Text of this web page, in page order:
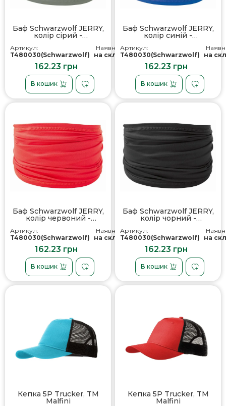
Баф Schwarzwolf JERRY,
колір сірий -
T4800304SA3
Артикул:
T480030(Schwarzwolf)
Наявність:
на складі
162.23 грн
В кошик
Баф Schwarzwolf JERRY,
колір синій -
T4800303SA3
Артикул:
T480030(Schwarzwolf)
на
162.23 грн
В кошик
Баф Schwarzwolf JERRY,
колір червоний -
T4800301SA3
Артикул:
T480030(Schwarzwolf)
Наявність:
на складі
162.23 грн
В кошик
Баф Schwarzwolf JERRY,
колір чорний -
T4800300SA3
Артикул:
T480030(Schwarzwolf)
на
162.23 грн
В кошик
Кепка 5P Trucker, TM
Malfini
Кепка 5P Trucker, TM
Malfini